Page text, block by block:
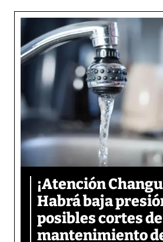
¡Atención
Habrá baja
posibles cortes
mantenimiento